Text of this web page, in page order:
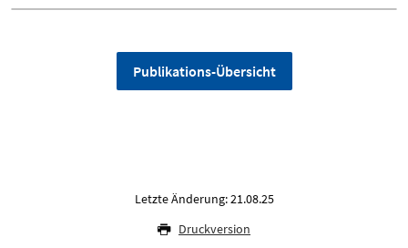
Publikations-Übersicht
Letzte Änderung: 21.08.25
Druckversion